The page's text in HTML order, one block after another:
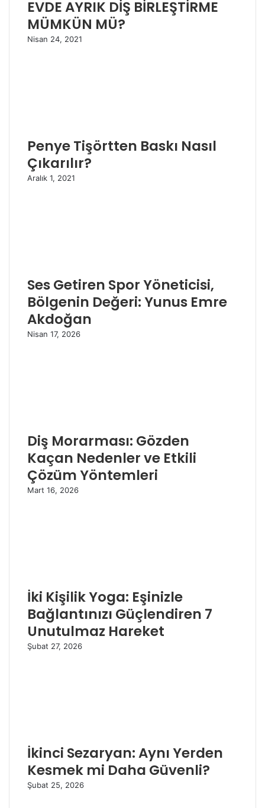
EVDE AYRIK DİŞ BİRLEŞTİRME
MÜMKÜN MÜ?
Nisan 24, 2021
Penye Tişörtten Baskı Nasıl
Çıkarılır?
Aralık 1, 2021
Ses Getiren Spor Yöneticisi,
Bölgenin Değeri: Yunus Emre
Akdoğan
Nisan 17, 2026
Diş Morarması: Gözden
Kaçan Nedenler ve Etkili
Çözüm Yöntemleri
Mart 16, 2026
İki Kişilik Yoga: Eşinizle
Bağlantınızı Güçlendiren 7
Unutulmaz Hareket
Şubat 27, 2026
İkinci Sezaryan: Aynı Yerden
Kesmek mi Daha Güvenli?
Şubat 25, 2026